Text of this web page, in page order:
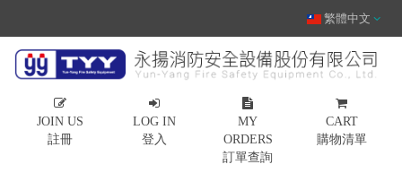
繁體中文
JOIN US
註冊
LOG IN
登入
MY
ORDERS
訂單查詢
CART
購物清單